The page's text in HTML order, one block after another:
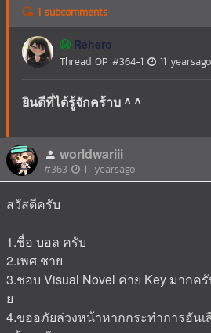
1 subcomments
Ⓜ️ Rehero
Thread OP #364-1 11 yearsago
ยินดีที่ได้รู้จักคร้าบ ^ ^
worldwariii
#363 11 yearsago
สวัสดีครับ
1.ชื่อ บอล ครับ
2.เพศ ชาย
3.ชอบ Visual Novel ค่าย Key มากครั
ย
4.ขออภัยล่วงหน้าหากกระทำการอันเ